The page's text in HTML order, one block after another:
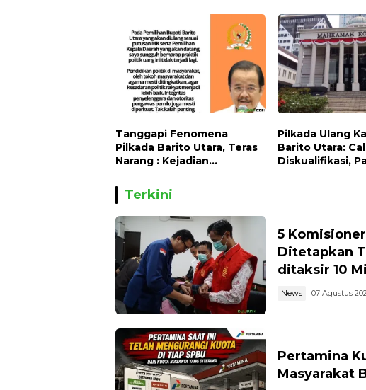
Tanggapi Fenomena
Pilkada Barito Utara, Teras
Narang : Kejadian
Kalimantan Tengah
Pilkada Ulang
Barito Utara:
Diskualifikasi,
Terkini
5
Ditetapkan
ditaksir 10
News 07 Agustus
Pertamina
Masyarakat